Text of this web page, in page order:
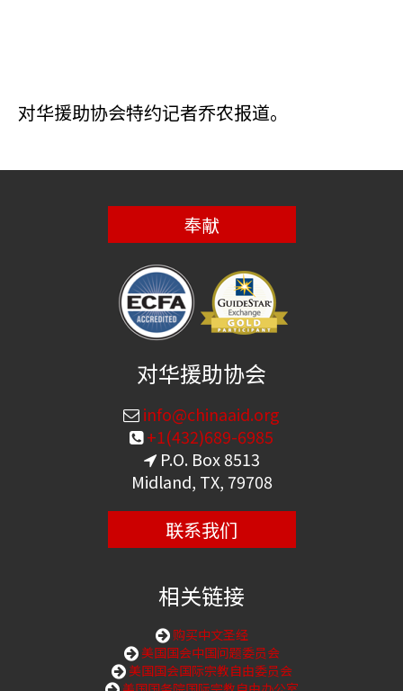
对华援助协会特约记者乔农报道。
奉献
对华援助协会
info@chinaaid.org
+1(432)689-6985
P.O. Box 8513
Midland, TX, 79708
联系我们
相关链接
购买中文圣经
美国国会中国问题委员会
美国国会国际宗教自由委员会